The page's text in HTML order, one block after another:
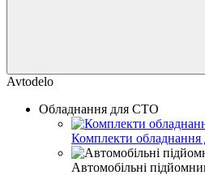
Avtodelo
Обладнання для СТО
Комплекти
Автомобільні